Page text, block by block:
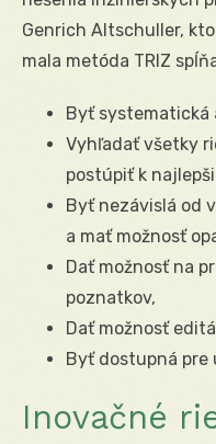
Genrich Altschuller,
mala metóda TRIZ
Byť systematická
Vyhľadať všetky
postúpiť k
Byť nezávislá od
a mať možnosť
Dať možnosť na
poznatkov,
Dať možnosť
Byť dostupná pre
Inovačné